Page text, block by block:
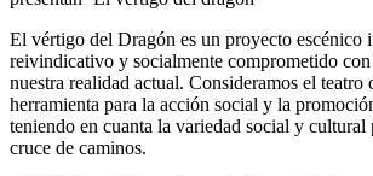
El vértigo del Dragón es un proyecto escénico
reivindicativo y socialmente comprometido
nuestra realidad actual. Consideramos el teatro
herramienta para la acción social y la
teniendo en cuanta la variedad social y cultural
cruce de caminos.